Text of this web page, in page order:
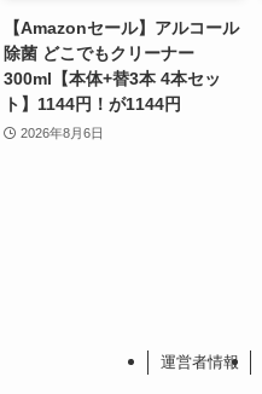
【Amazonセール】アルコール
除菌 どこでもクリーナー
300ml【本体+替3本 4本セッ
ト】1144円！が1144円
2026年8月6日
運営者情報